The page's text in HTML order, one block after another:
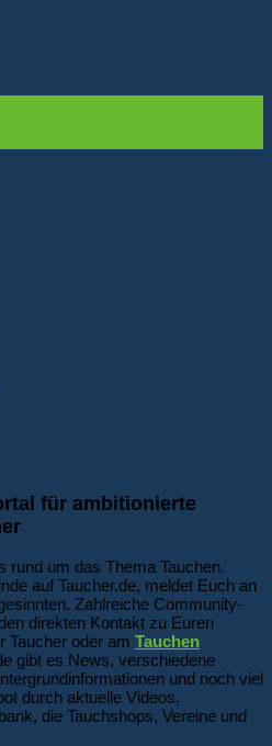
für ambitionierte
rund um das Thema Tauchen.
auf Taucher.de, meldet Euch an
Zahlreiche Community-
direkten Kontakt zu Euren
Taucher oder am Tauchen
gibt es News, verschiedene
und noch viel
durch aktuelle Videos,
die Tauchshops, Vereine und